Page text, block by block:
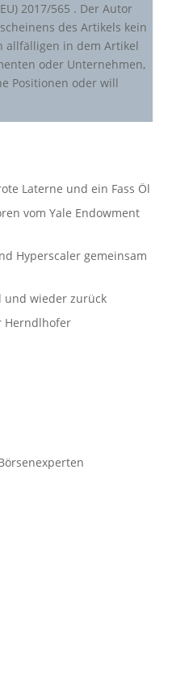
2017/565 . Der Autor
des Artikels kein
allfälligen in dem Artikel
oder Unternehmen,
Positionen oder will
Laterne und ein Fass Öl
vom Yale Endowment
Hyperscaler gemeinsam
und wieder zurück
Herndlhofer